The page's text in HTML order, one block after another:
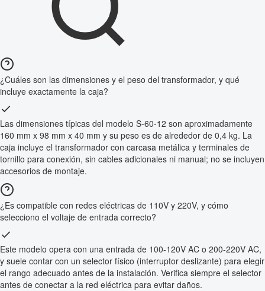
¿Cuáles son las dimensiones y el peso del transformador, y qué
incluye exactamente la caja?
Las dimensiones típicas del modelo S-60-12 son aproximadamente
160 mm x 98 mm x 40 mm y su peso es de alrededor de 0,4 kg. La
caja incluye el transformador con carcasa metálica y terminales de
tornillo para conexión, sin cables adicionales ni manual; no se incluyen
accesorios de montaje.
¿Es compatible con redes eléctricas de 110V y 220V, y cómo
selecciono el voltaje de entrada correcto?
Este modelo opera con una entrada de 100-120V AC o 200-220V AC,
y suele contar con un selector físico (interruptor deslizante) para elegir
el rango adecuado antes de la instalación. Verifica siempre el selector
antes de conectar a la red eléctrica para evitar daños.